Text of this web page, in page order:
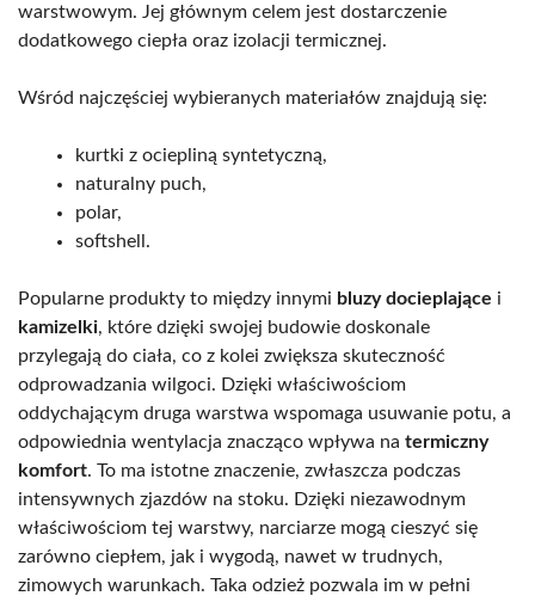
warstwowym. Jej głównym celem jest dostarczenie
dodatkowego ciepła oraz izolacji termicznej.
Wśród najczęściej wybieranych materiałów znajdują się:
kurtki z ociepliną syntetyczną,
naturalny puch,
polar,
softshell.
Popularne produkty to między innymi bluzy docieplające i
kamizelki, które dzięki swojej budowie doskonale
przylegają do ciała, co z kolei zwiększa skuteczność
odprowadzania wilgoci. Dzięki właściwościom
oddychającym druga warstwa wspomaga usuwanie potu, a
odpowiednia wentylacja znacząco wpływa na termiczny
komfort. To ma istotne znaczenie, zwłaszcza podczas
intensywnych zjazdów na stoku. Dzięki niezawodnym
właściwościom tej warstwy, narciarze mogą cieszyć się
zarówno ciepłem, jak i wygodą, nawet w trudnych,
zimowych warunkach. Taka odzież pozwala im w pełni